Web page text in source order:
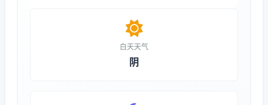
白天天气
阴